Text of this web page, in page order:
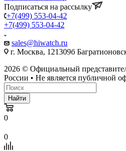
Подписаться на рассылку
+7(499) 553-04-42
+7(499) 553-04-42
sales@hiwatch.ru
г. Москва, 121309б
2026 © Официальный
России • Не является публичной
Найти
0
0